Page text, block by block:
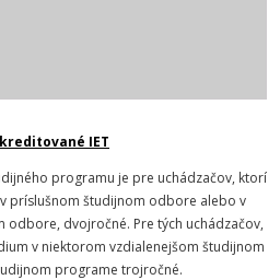
IET
programu je pre uchádzačov, ktorí
príslušnom študijnom odbore alebo v
dvojročné. Pre tých uchádzačov,
v niektorom vzdialenejšom študijnom
programe trojročné.